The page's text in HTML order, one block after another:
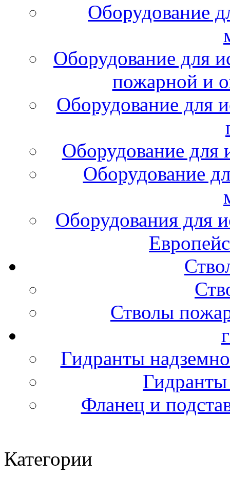
Оборудование
Оборудование для
пожарной и
Оборудование для
Оборудование для
Оборудование
Оборудования для
Стволы
Гидранты
Фланец и
Категории